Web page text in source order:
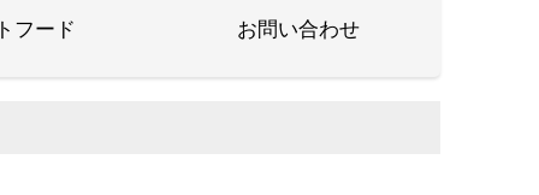
フード お問い合わせ